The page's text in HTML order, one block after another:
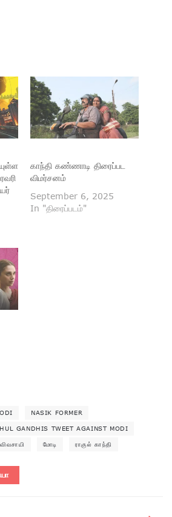
காந்தி கண்ணாடி திரைப்பட
விமர்சனம்
September 6, 2025
In "திரைப்படம்"
NASIK FORMER
GANDHIS TWEET AGAINST MODI
மோடி ராகுல் காந்தி